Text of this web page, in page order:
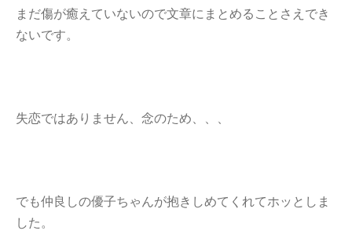
まだ傷が癒えていないので文章にまとめることさえでき
ないです。
失恋ではありません、念のため、、、
でも仲良しの優子ちゃんが抱きしめてくれてホッとしま
した。